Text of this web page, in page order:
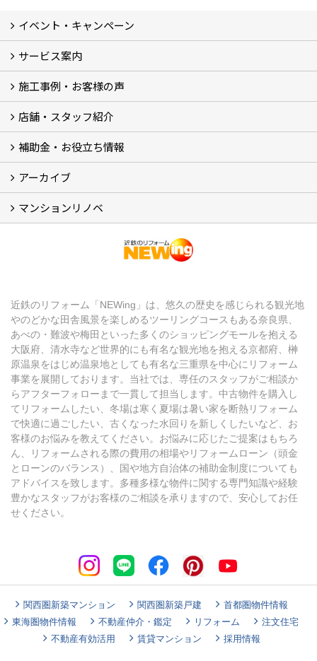
イベント・キャンペーン
最新のイベント・キャンペーン情報
過去のイベント・キャンペーン
サービス案内
リフォームメニュー (17)
マンションリノベ
外壁塗装リフォーム
防音室リフォーム
近鉄不動産のドッグリフォーム by K・DogSpa
住まいの無料点検
リフォームの流れ
リフォーム成功のQ＆A
保証とアフターサービス
私たちが大切にしていること
安心のリフォーム体制
施工担当者の想い
多種多様なニーズに応える提案力
施工事例・お客様の声
施工事例集
ビフォーアフター集
お客様の声
店舗・スタッフ紹介
店舗 (12)
スタッフ
Googleクチコミ評価
近鉄のリフォーム NEWing (2)
補助金・お役立ち情報
補助金・税制 (3)
コラム
ＳＮＳ
アーカイブ
【アーカイブ】近鉄の健康コラム（全9回） (10)
【アーカイブ】住まいのお役立ち情報（全10回） (11)
マンションリノベ
近鉄のリフォーム「NEWing」は、悠久の歴史を感じられる観光地
やのどかな田舎風景を楽しめるツーリングコースもある奈良県、
あべの・難波や梅田といった多くのショッピングモールを抱える
大阪府、清水寺など世界的にも有名な観光地を抱える京都府、榊
原温泉をはじめ温泉地としても有名な三重県を中心にリフォーム
事業を展開しております。当社では、専任のスタッフがご相談か
らアフターフォローまで一貫して担当します。中古物件を購入し
てリフォームしたい、冬場は寒く夏場は暑い家を断熱リフォーム
で快適に過ごしたい、古くなった水回りを新しくしたいなど、お
客様のお悩みを教えてください。お悩みに応じたご提案はもちろ
ん、リフォームされる際の費用の相場やリフォームローン（頭金
とローンのバランス）、国や地方自治体の補助金制度についても
アドバイスを致します。多種多様な物件に関する専門知識や経験
豊かなスタッフがお客様のご相談を承りますので、安心してお任
せください。
関西圏新築マンション 関西圏新築戸建
首都圏物件情報
東海圏物件情報
不動産仲介・鑑定 リフォーム
注文住宅
不動産有効活用
賃貸マンション 採用情報